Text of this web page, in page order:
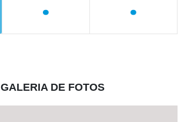
GALERIA DE FOTOS